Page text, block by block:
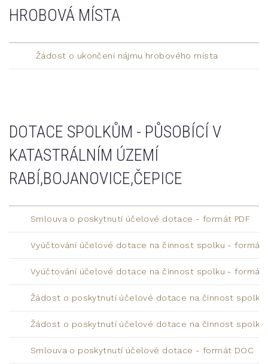
HROBOVÁ MÍSTA
Žádost o ukončení nájmu hrobového místa
DOTACE SPOLKŮM - PŮSOBÍCÍ V
KATASTRÁLNÍM ÚZEMÍ
RABÍ,BOJANOVICE,ČEPICE
Smlouva o poskytnutí účelové dotace - formát PDF
Vyúčtování účelové dotace na činnost spolku - formát
Vyúčtování účelové dotace na činnost spolku - formát
Žádost o poskytnutí účelové dotace na činnost spolku
Žádost o poskytnutí účelové dotace na činnost spolku
Smlouva o poskytnutí účelové dotace - formát DOC